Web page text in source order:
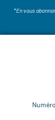
*En vous